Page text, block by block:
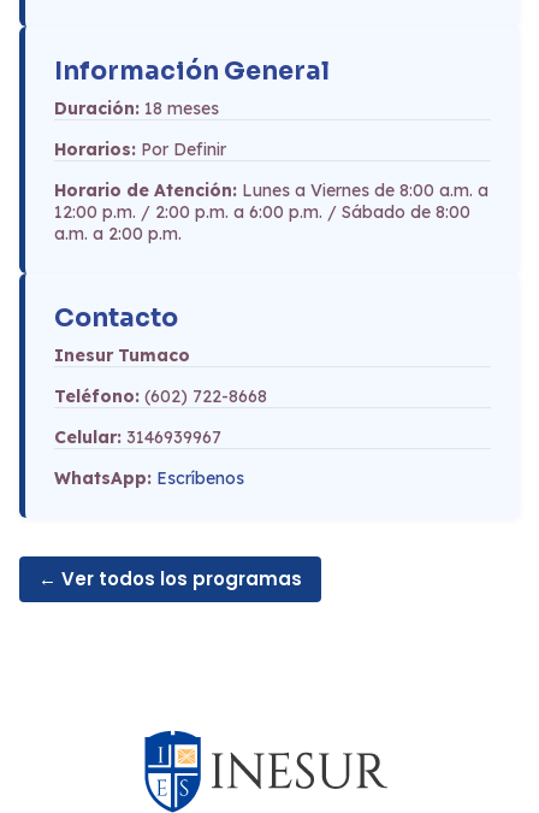
Información General
Duración: 18 meses
Horarios: Por Definir
Horario de Atención: Lunes a Viernes de 8:00 a.m. a
12:00 p.m. / 2:00 p.m. a 6:00 p.m. / Sábado de 8:00
a.m. a 2:00 p.m.
Contacto
Inesur Tumaco
Teléfono: (602) 722-8668
Celular: 3146939967
WhatsApp: Escríbenos
← Ver todos los programas